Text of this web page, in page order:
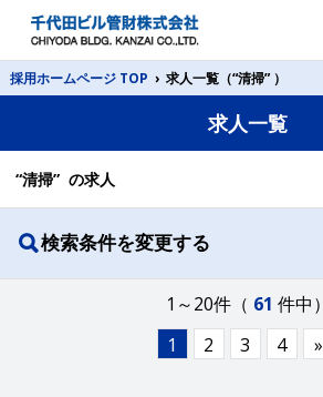
採用ホームページ TOP › 求人一覧（“清掃” ）
求人一覧
“清掃” の求人
検索条件を変更する
1～20件（ 61 件中）
1
2 3 4 »